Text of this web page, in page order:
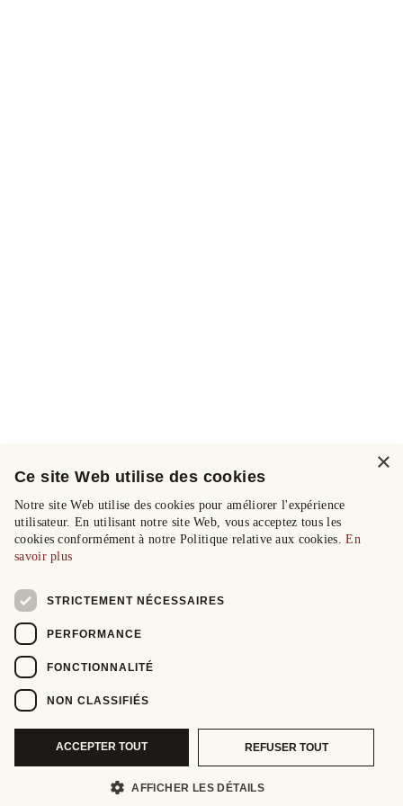
×
Ce site Web utilise des cookies
Notre site Web utilise des cookies pour améliorer l'expérience
utilisateur. En utilisant notre site Web, vous acceptez tous les
cookies conformément à notre Politique relative aux cookies.En
savoir plus
STRICTEMENT NÉCESSAIRES
PERFORMANCE
FONCTIONNALITÉ
NON CLASSIFIÉS
ACCEPTER TOUT REFUSER TOUT
AFFICHER LES DÉTAILS